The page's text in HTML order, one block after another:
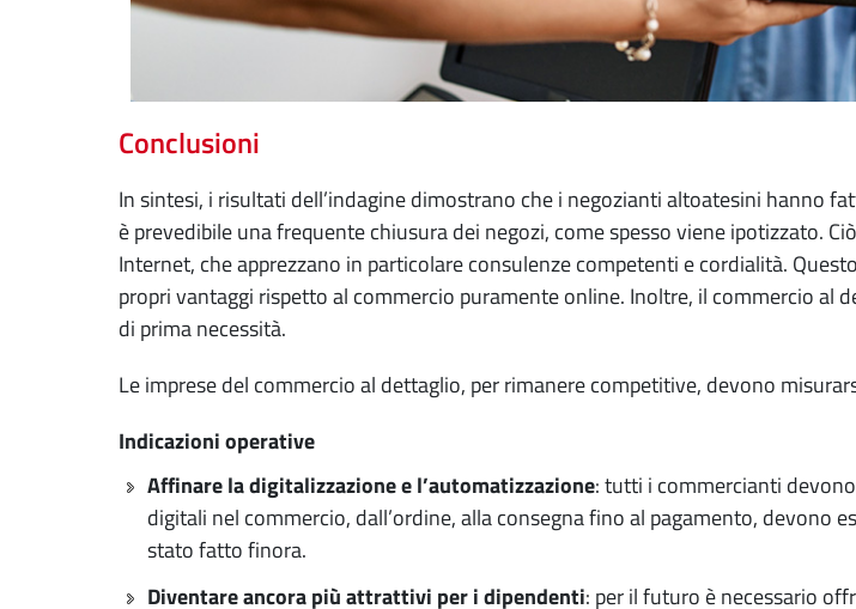
Conclusioni
In sintesi, i risultati dell’indagine dimostrano che i negozianti altoatesini hanno
è prevedibile una frequente chiusura dei negozi, come spesso viene ipotizzato.
Internet, che apprezzano in particolare consulenze competenti e cordialità.
propri vantaggi rispetto al commercio puramente online. Inoltre, il commercio al
di prima necessità.
Le imprese del commercio al dettaglio, per rimanere competitive, devono
Indicazioni operative
Affinare la digitalizzazione e l’automatizzazione: tutti i commercianti
digitali nel commercio, dall’ordine, alla consegna fino al pagamento,
stato fatto finora.
Diventare ancora più attrattivi per i dipendenti: per il futuro è necessario